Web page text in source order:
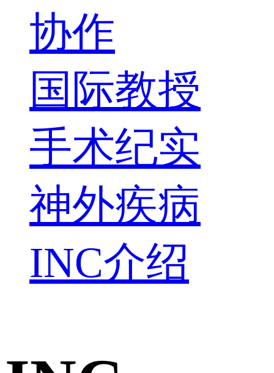
协作
国际教授
手术纪实
神外疾病
INC介绍